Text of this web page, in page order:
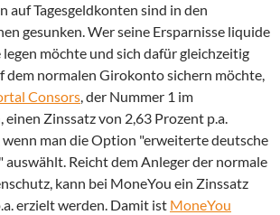
auf Tagesgeldkonten sind in den
gesunken.Wer seine Ersparnisse liquide
möchte und sich dafür gleichzeitig
dem normalen Girokonto sichern möchte,
Consors, der Nummer 1 im
einen Zinssatz von 2,63 Prozent p.a.
man die Option "erweiterte deutsche
auswählt. Reicht dem Anleger der normale
kann bei MoneYou ein Zinssatz
erzielt werden. Damit ist MoneYou